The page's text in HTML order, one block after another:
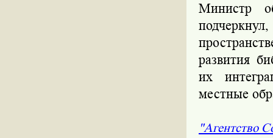
Министр
развития
их
местные
"Агентство